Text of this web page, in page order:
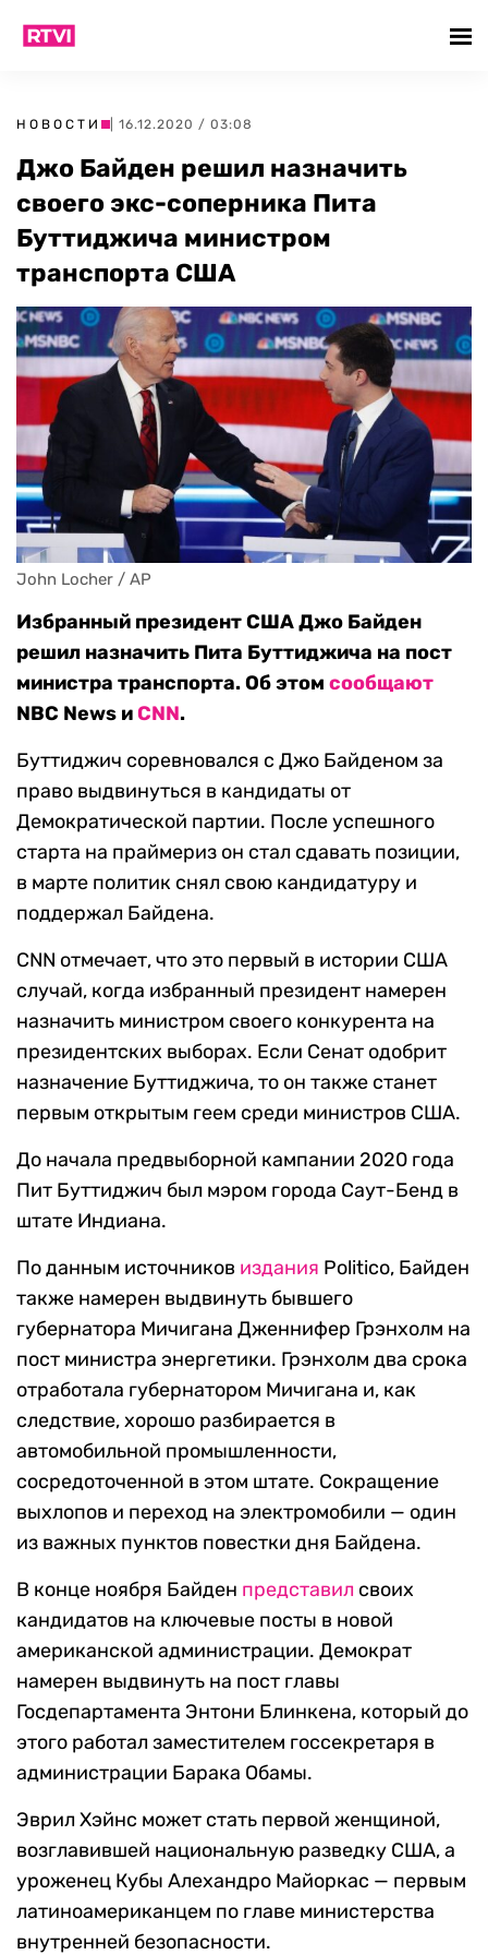
НОВОСТИ | 16.12.2020 / 03:08
Джо Байден решил назначить
своего экс-соперника Пита
Буттиджича министром
транспорта США
John Locher / AP
Избранный президент США Джо Байден
решил назначить Пита Буттиджича на пост
министра транспорта. Об этом сообщают
NBC News иCNN.
Буттиджич соревновался с Джо Байденом за
право выдвинуться в кандидаты от
Демократической партии. После успешного
старта на праймериз он стал сдавать позиции,
в марте политик снял свою кандидатуру и
поддержал Байдена.
CNN отмечает, что это первый в истории США
случай, когда избранный президент намерен
назначить министром своего конкурента на
президентских выборах. Если Сенат одобрит
назначение Буттиджича, то он также станет
первым открытым геем среди министров США.
До начала предвыборной кампании 2020 года
Пит Буттиджич был мэром города Саут-Бенд в
штате Индиана.
По данным источников издания Politico, Байден
также намерен выдвинуть бывшего
губернатора Мичигана Дженнифер Грэнхолм на
пост министра энергетики. Грэнхолм два срока
отработала губернатором Мичигана и, как
следствие, хорошо разбирается в
автомобильной промышленности,
сосредоточенной в этом штате. Сокращение
выхлопов и переход на электромобили — один
из важных пунктов повестки дня Байдена.
В конце ноября Байден представил своих
кандидатов на ключевые посты в новой
американской администрации. Демократ
намерен выдвинуть на пост главы
Госдепартамента Энтони Блинкена, который до
этого работал заместителем госсекретаря в
администрации Барака Обамы.
Эврил Хэйнс может стать первой женщиной,
возглавившей национальную разведку США, а
уроженец Кубы Алехандро Майоркас — первым
латиноамериканцем по главе министерства
внутренней безопасности.